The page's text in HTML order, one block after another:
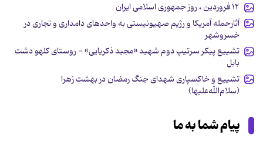
۱۲ فروردین ، روز جمهوری اسلامی ایران
آثارحمله آمریکا و رژیم صهیونیستی به واحدهای دامداری و تجاری در
خسروشهر
تشییع پیکر سرتیپ دوم شهید «مجید ذکریایی» - روستای کلهو دشت
بابل
تشییع و خاکسپاری شهدای جنگ رمضان در بهشت زهرا
(سلام‌الله‌علیها)
پیام شما به ما